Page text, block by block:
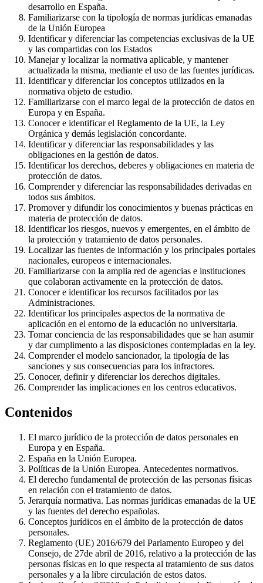
desarrollo en España.
Familiarizarse con la tipología de normas jurídicas emanadas
de la Unión Europea
Identificar y diferenciar las competencias exclusivas de la UE
y las compartidas con los Estados
Manejar y localizar la normativa aplicable, y mantener
actualizada la misma, mediante el uso de las fuentes jurídicas.
Identificar y diferenciar los conceptos utilizados en la
normativa objeto de estudio.
Familiarizarse con el marco legal de la protección de datos en
Europa y en España.
Conocer e identificar el Reglamento de la UE, la Ley
Orgánica y demás legislación concordante.
Identificar y diferenciar las responsabilidades y las
obligaciones en la gestión de datos.
Identificar los derechos, deberes y obligaciones en materia de
protección de datos.
Comprender y diferenciar las responsabilidades derivadas en
todos sus ámbitos.
Promover y difundir los conocimientos y buenas prácticas en
materia de protección de datos.
Identificar los riesgos, nuevos y emergentes, en el ámbito de
la protección y tratamiento de datos personales.
Localizar las fuentes de información y los principales portales
nacionales, europeos e internacionales.
Familiarizarse con la amplia red de agencias e instituciones
que colaboran activamente en la protección de datos.
Conocer e identificar los recursos facilitados por las
Administraciones.
Identificar los principales aspectos de la normativa de
aplicación en el entorno de la educación no universitaria.
Tomar conciencia de las responsabilidades que se han asumir
y dar cumplimento a las disposiciones contempladas en la ley.
Comprender el modelo sancionador, la tipología de las
sanciones y sus consecuencias para los infractores.
Conocer, definir y diferenciar los derechos digitales.
Comprender las implicaciones en los centros educativos.
Contenidos
El marco jurídico de la protección de datos personales en
Europa y en España.
España en la Unión Europea.
Políticas de la Unión Europea. Antecedentes normativos.
El derecho fundamental de protección de las personas físicas
en relación con el tratamiento de datos.
Jerarquía normativa. Las normas jurídicas emanadas de la UE
y las fuentes del derecho españolas.
Conceptos jurídicos en el ámbito de la protección de datos
personales.
Reglamento (UE) 2016/679 del Parlamento Europeo y del
Consejo, de 27de abril de 2016, relativo a la protección de las
personas físicas en lo que respecta al tratamiento de sus datos
personales y a la libre circulación de estos datos.